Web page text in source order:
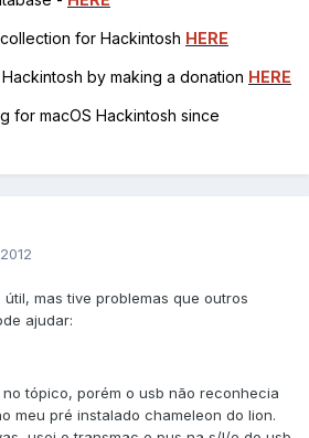
for Hackintosh HERE
by making a donation HERE
for macOS Hackintosh since
mas tive problemas que outros
ajudar:
tópico, porém o usb não reconhecia
meu pré instalado chameleon do lion.